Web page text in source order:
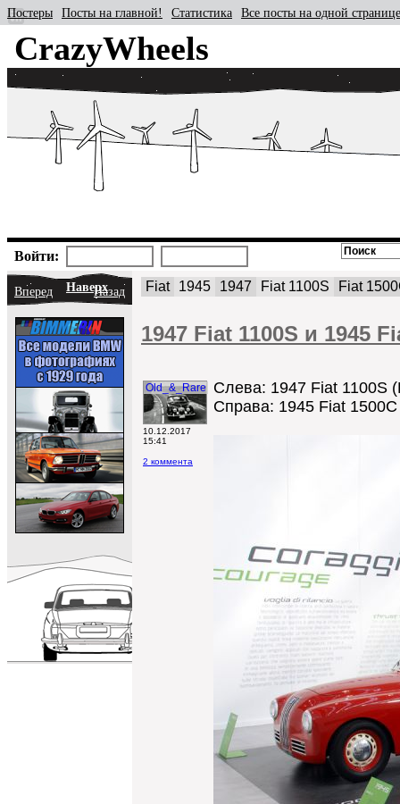
CrazyWheels
Постеры Посты на главной! Статистика Все посты на одной странице
Войти:
Вперед НаверхНазад Fiat 1945 1947 Fiat 1100S Fiat
1947 Fiat 1100S и 1945
Old_&_Rare
10.12.2017
15:41
2 коммента
Слева: 1947 Fiat 1100S
Справа: 1945 Fiat